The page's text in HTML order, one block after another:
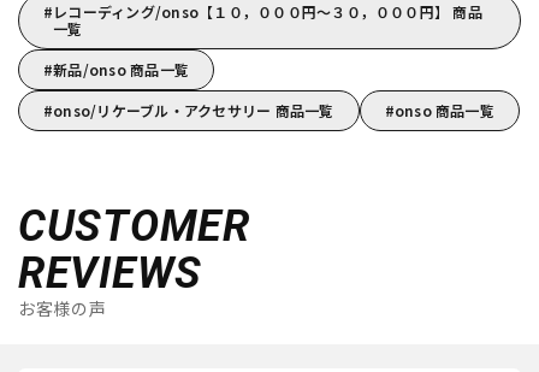
レコーディング/onso【１０，０００円～３０，０００円】 商品
一覧
新品/onso 商品一覧
onso/リケーブル・アクセサリー 商品一覧
onso 商品一覧
CUSTOMER
REVIEWS
お客様の声